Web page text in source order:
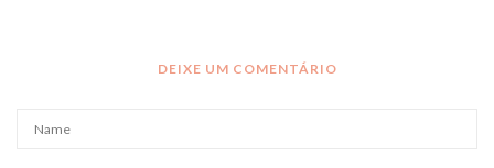
DEIXE UM COMENTÁRIO